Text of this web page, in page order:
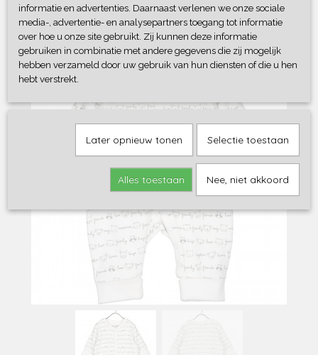
informatie en advertenties. Daarnaast verlenen we onze sociale
media-, advertentie- en analysepartners toegang tot informatie
over hoe u onze site gebruikt. Zij kunnen deze informatie
gebruiken in combinatie met andere gegevens die zij mogelijk
hebben verzameld door uw gebruik van hun diensten of die u hen
hebt verstrekt.
Later opnieuw tonen Selectie toestaan
Alles toestaan Nee, niet akkoord